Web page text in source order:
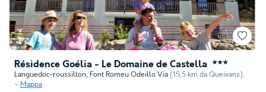
Résidence Goélia - Le Domaine de Castella ★★★
Languedoc-roussillon, Font Romeu Odeillo Via (15,5 km da Queixans)
Mappa